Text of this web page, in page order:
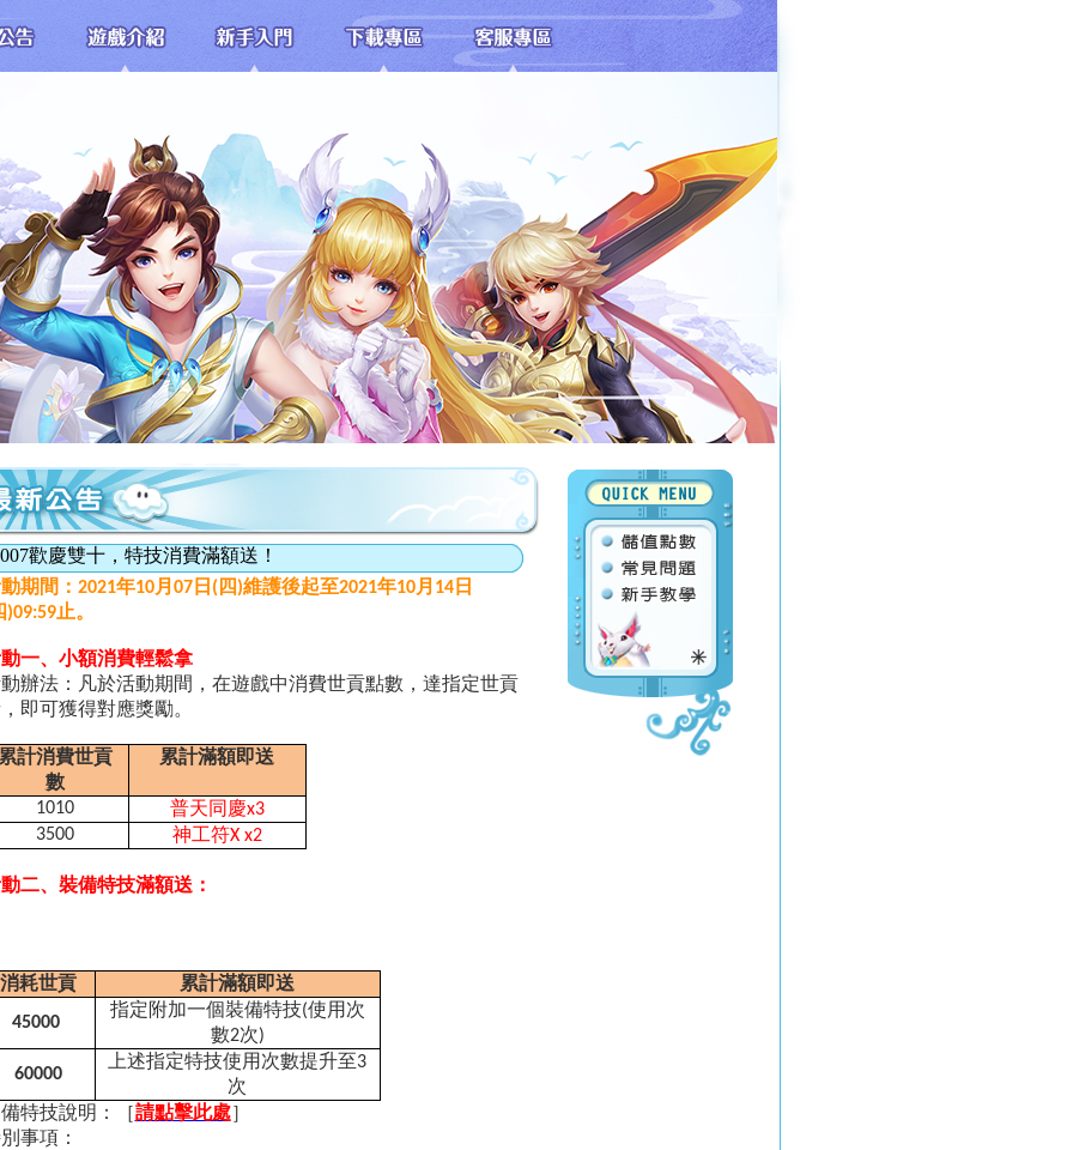
歡慶雙十，特技消費滿額送！
期間：2021年10月07日(四)維護後起至2021年10月14日
)09:59止。
一、小額消費輕鬆拿
辦法：凡於活動期間，在遊戲中消費世貢點數，達指定世貢
即可獲得對應獎勵。
計消費世貢
數
累計滿額即送
1010 普天同慶x3
3500
神工符X x2
二、裝備特技滿額送：
消耗世貢
累計滿額即送
45000
指定附加一個裝備特技(使用次
數2次)
60000
上述指定特技使用次數提升至3
次
特技說明：［ 請點擊此處］
事項：